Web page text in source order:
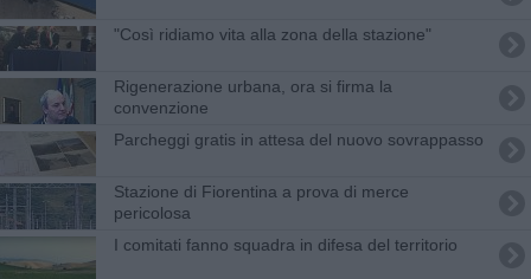
"Così ridiamo vita alla zona della stazione"
Rigenerazione urbana, ora si firma la
convenzione
Parcheggi gratis in attesa del nuovo sovrappasso
Stazione di Fiorentina a prova di merce
pericolosa
I comitati fanno squadra in difesa del territorio